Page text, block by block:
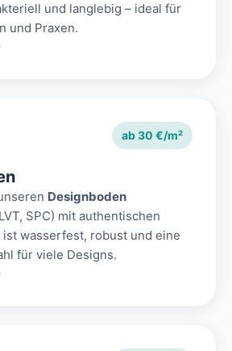
und langlebig – ideal für
und Praxen.
ab 30 €/m²
Designboden
SPC) mit authentischen
ist wasserfest, robust und eine
für viele Designs.